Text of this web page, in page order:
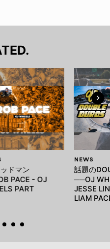
ドマン
PACE - OJ
PART
NEWS
話題の
──OJ
JESSE
LIAM